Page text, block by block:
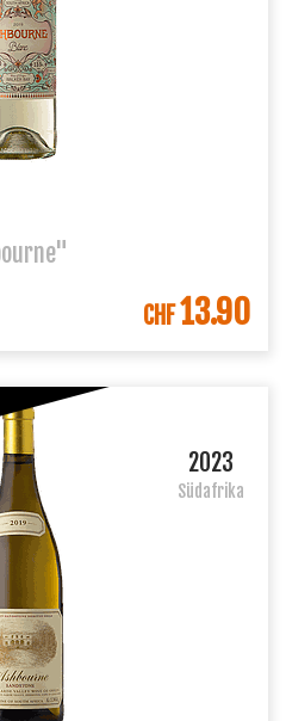
IN DEN WARENKORB
CHF13.90
2023
Südafrika